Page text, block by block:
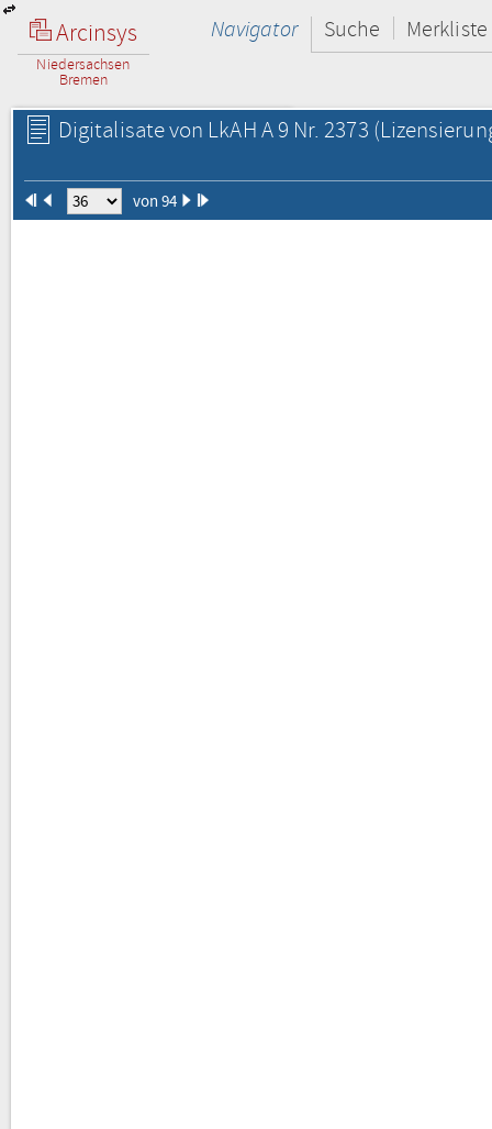
Arcinsys
Niedersachsen
Bremen
Navigator Suche Merkliste
Digitalisate von LkAH A 9 Nr. 2373
von 94